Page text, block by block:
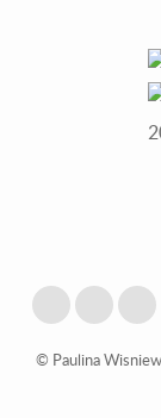
© Paulina